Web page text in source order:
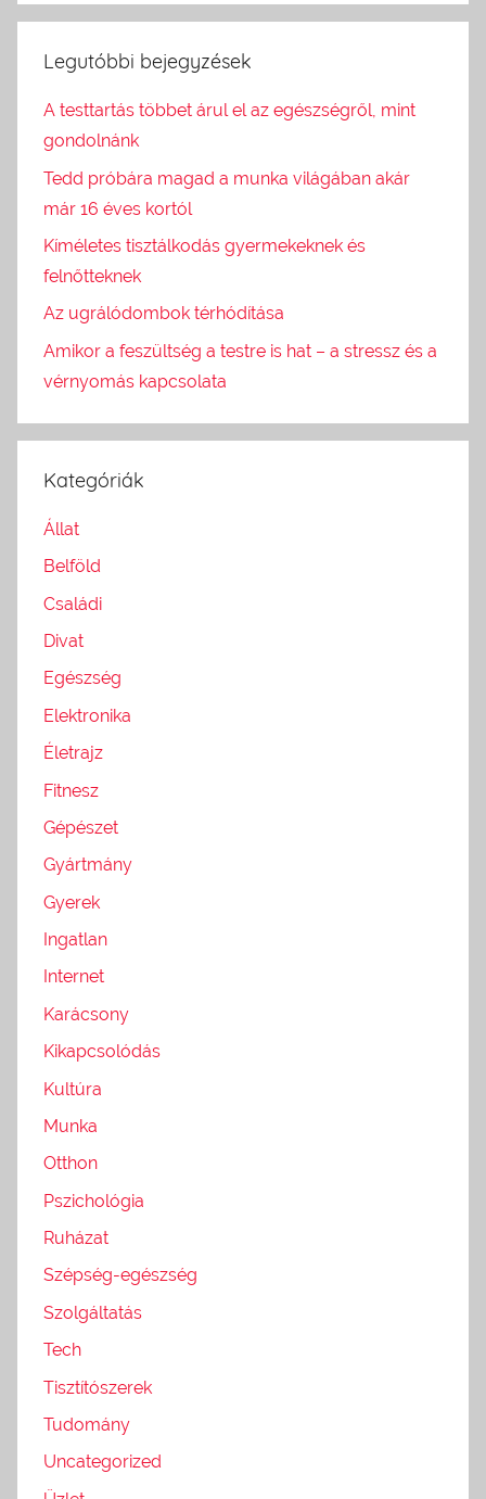
Legutóbbi bejegyzések
A testtartás többet árul el az egészségről, mint
gondolnánk
Tedd próbára magad a munka világában akár
már 16 éves kortól
Kíméletes tisztálkodás gyermekeknek és
felnőtteknek
Az ugrálódombok térhódítása
Amikor a feszültség a testre is hat – a stressz és a
vérnyomás kapcsolata
Kategóriák
Állat
Belföld
Családi
Divat
Egészség
Elektronika
Életrajz
Fitnesz
Gépészet
Gyártmány
Gyerek
Ingatlan
Internet
Karácsony
Kikapcsolódás
Kultúra
Munka
Otthon
Pszichológia
Ruházat
Szépség-egészség
Szolgáltatás
Tech
Tisztítószerek
Tudomány
Uncategorized